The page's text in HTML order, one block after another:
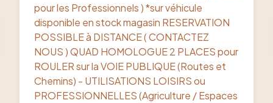
pour les Professionnels ) *sur véhicule
disponible en stock magasin RESERVATION
POSSIBLE à DISTANCE ( CONTACTEZ
NOUS ) QUAD HOMOLOGUE 2 PLACES pour
ROULER sur la VOIE PUBLIQUE (Routes et
Chemins) - UTILISATIONS LOISIRS ou
PROFESSIONNELLES (Agriculture / Espaces